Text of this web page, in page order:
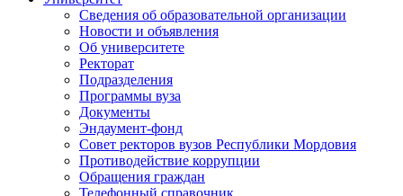
Сведения об образовательной организации
Новости и объявления
Об университете
Ректорат
Подразделения
Программы вуза
Документы
Эндаумент-фонд
Совет ректоров вузов Республики Мордовия
Противодействие коррупции
Обращения граждан
Телефонный справочник